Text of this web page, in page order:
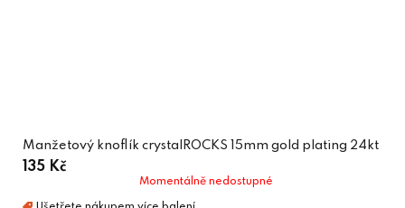
Manžetový knoflík crystalROCKS 15mm gold plating 24kt
135 Kč
Momentálně nedostupné